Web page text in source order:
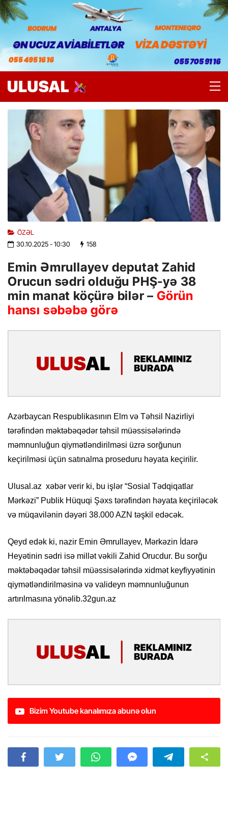
ÖZƏL
30.10.2025- 10:30 158
Emin Əmrullayev deputat Zahid
Orucun sədri olduğu PHŞ-yə 38
min manat köçürə bilər –Görün
hansı səbəbə görə
Azərbaycan Respublikasının Elm və Təhsil Nazirliyi
tərəfindən məktəbəqədər təhsil müəssisələrində
məmnunluğun qiymətləndirilməsi üzrə sorğunun
keçirilməsi üçün satınalma proseduru həyata keçirilir.
Ulusal.az xəbər verir ki, bu işlər “Sosial Tədqiqatlar
Mərkəzi” Publik Hüquqi Şəxs tərəfindən həyata keçiriləcək
və müqavilənin dəyəri 38.000 AZN təşkil edəcək.
Qeyd edək ki, nazir Emin Əmrullayev, Mərkəzin İdarə
Heyətinin sədri isə millət vəkili Zahid Orucdur. Bu sorğu
məktəbəqədər təhsil müəssisələrində xidmət keyfiyyətinin
qiymətləndirilməsinə və valideyn məmnunluğunun
artırılmasına yönəlib.32gun.az
Bizim Youtube kanalımıza abunə olun